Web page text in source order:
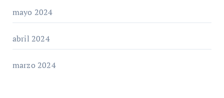
mayo 2024
abril 2024
marzo 2024